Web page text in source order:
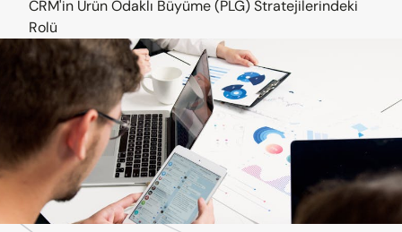
CRM'in Ürün Odaklı Büyüme (PLG) Stratejilerindeki
Rolü